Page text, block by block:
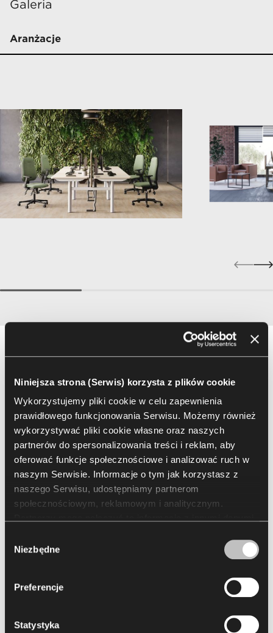
Niniejsza strona (Serwis) korzysta z plików cookie
Wykorzystujemy pliki cookie w celu zapewnienia
prawidłowego funkcjonowania Serwisu. Możemy również
wykorzystywać pliki cookie własne oraz naszych
partnerów do spersonalizowania treści i reklam, aby
oferować funkcje społecznościowe i analizować ruch w
naszym Serwisie. Informacje o tym jak korzystasz z
naszego Serwisu, udostępniamy partnerom
społecznościowym, reklamowym i analitycznym.
korzystania z ich usług. Korzystanie z plików cookie
preferencji użytkownika wymaga Twojej zgody, którą
możesz wyrazić, klikając „Zezwól na wszystkie”. Jeżeli
wybór”. Wyrażoną zgodę/zgody możesz wycofać w
zgody
Niezbędne
Preferencje
Statystyka
Galeria
Aranżacje
Wykończenia
Grupa cenowa
1